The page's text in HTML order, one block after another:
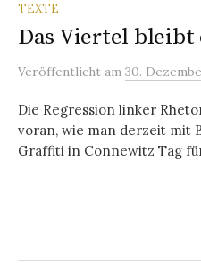
TEXTE
Das Viertel
Veröffentlicht am 30.
Die Regression linker
voran, wie man derzeit mit
Graffiti in Connewitz Tag